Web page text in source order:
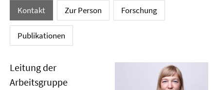
Kontakt Zur Person Forschung
Publikationen
Leitung der
Arbeitsgruppe